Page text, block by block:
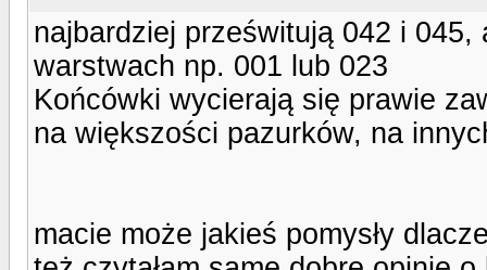
najbardziej prześwitują 042 i 045,
warstwach np. 001 lub 023
Końcówki wycierają się prawie
na większości pazurków, na
macie może jakieś pomysły